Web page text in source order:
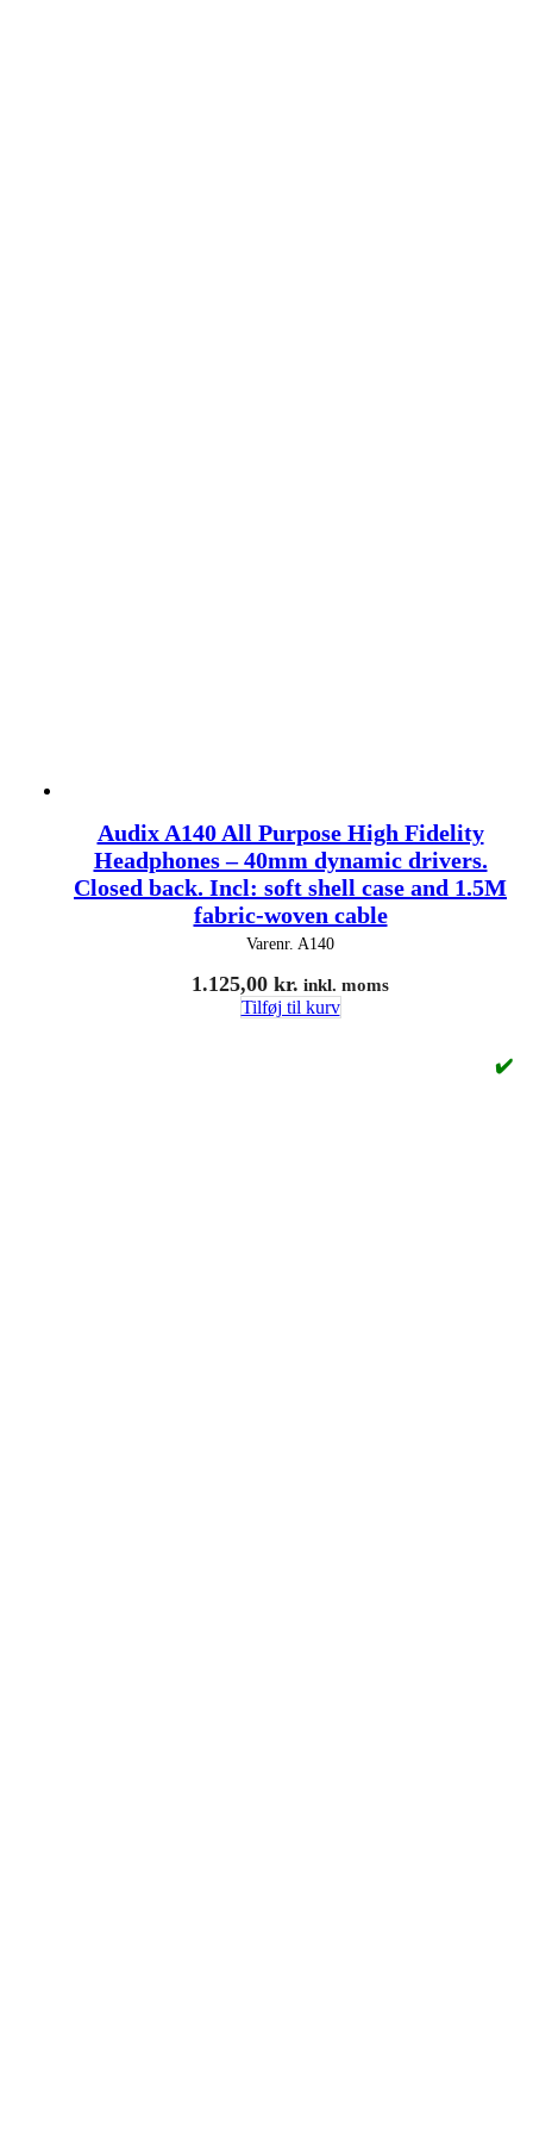
Audix A140 All Purpose High Fidelity
Headphones – 40mm dynamic drivers.
Closed back. Incl: soft shell case and 1.5M
fabric-woven cable
Varenr. A140
1.125,00 kr. inkl. moms
Tilføj til kurv
✔️